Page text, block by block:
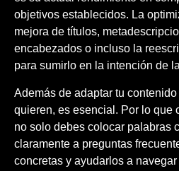
objetivos establecidos. La
mejora de títulos,
encabezados o incluso la
para sumirlo en la intención de
Además de adaptar tu
quieren, es esencial. Por lo que
no solo debes colocar palabras
claramente a preguntas
concretas y ayudarlos a